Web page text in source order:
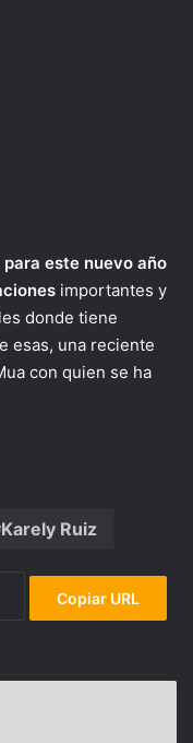
este nuevo año
importantes y
donde tiene
esas, una reciente
con quien se ha
Karely Ruiz
Copiar URL